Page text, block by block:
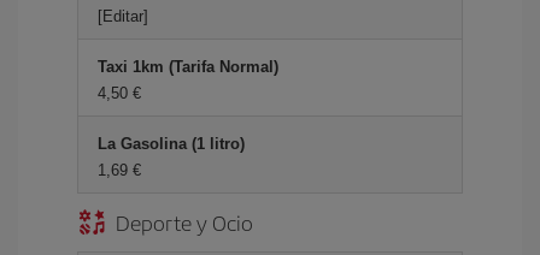
[Editar]
Taxi 1km (Tarifa Normal)
4,50 €
La Gasolina (1 litro)
1,69 €
Deporte y Ocio